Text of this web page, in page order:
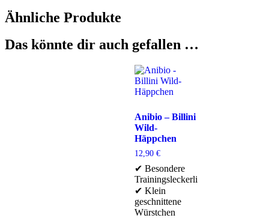
Ähnliche Produkte
Das könnte dir auch gefallen …
Anibio – Billini
Wild-
Häppchen
12,90 €
✔ Besondere
Trainingsleckerli
✔ Klein
geschnittene
Würstchen